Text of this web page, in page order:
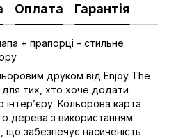
Оплата Гарантія
+ прапорці – стильне
друком від Enjoy The
для тих, хто хоче додати
інтер’єру. Кольорова карта
дерева з використанням
що забезпечує насиченість